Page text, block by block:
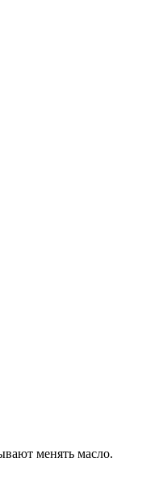
менять масло.